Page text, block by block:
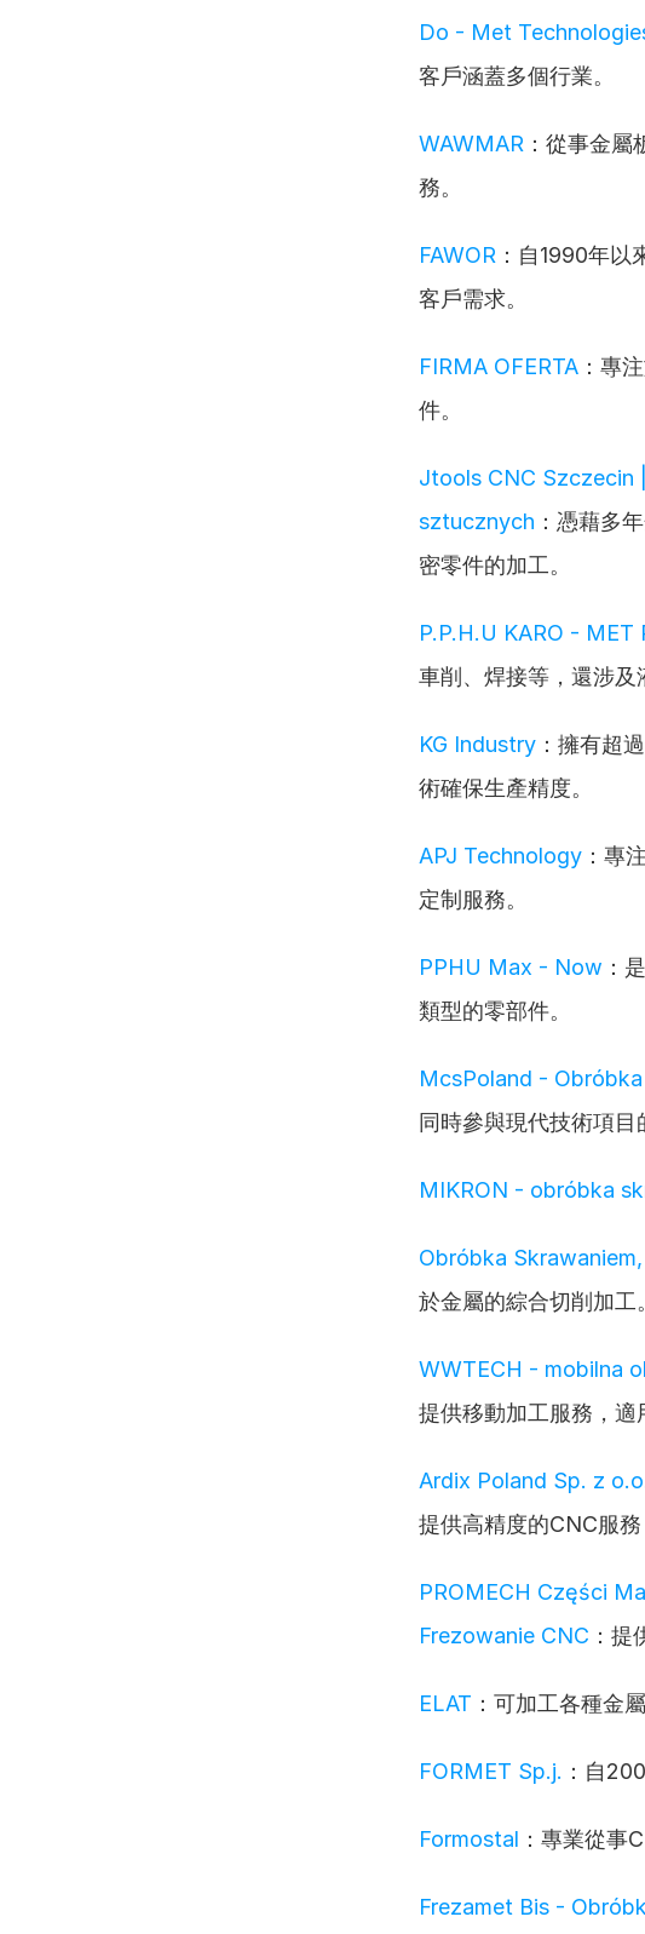
Do - Met
客戶涵蓋多個行業。
WAWMAR ：從事金
務。
FAWOR ：自1990年
客戶需求。
FIRMA OFERTA ：專
件。
Jtools CNC Szczecin
sztucznych ：憑藉多
密零件的加工。
P.P.H.U KARO - MET
車削、焊接等，還涉及
KG Industry ：擁有超
術確保生產精度。
APJ Technology ：專
定制服務。
PPHU Max - Now ：
類型的零部件。
McsPoland -
同時參與現代技術項目
MIKRON - obróbka
Obróbka
於金屬的綜合切削加工。
WWTECH - mobilna
提供移動加工服務，適
Ardix Poland Sp. z
提供高精度的CNC服務
PROMECH Części
Frezowanie CNC ：
ELAT ：可加工各種金
FORMET Sp.j. ：自
Formostal ：專業從事
Frezamet Bis -